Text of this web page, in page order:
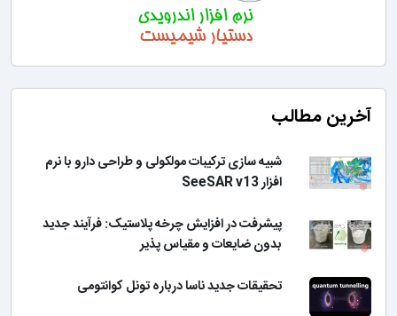
آخرین مطالب
شبیه سازی ترکیبات مولکولی و طراحی دارو با نرم
افزار SeeSAR v13
پیشرفت در افزایش چرخه پلاستیک: فرآیند جدید
بدون ضایعات و مقیاس پذیر
تحقیقات جدید ناسا درباره تونل کوانتومی